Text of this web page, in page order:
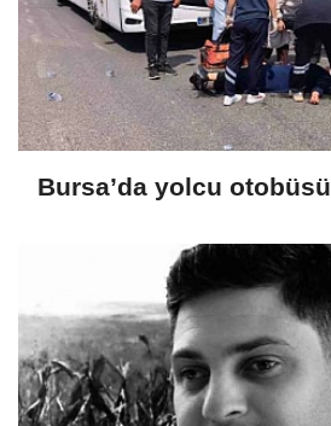
Bursa’da yolcu otobüsü